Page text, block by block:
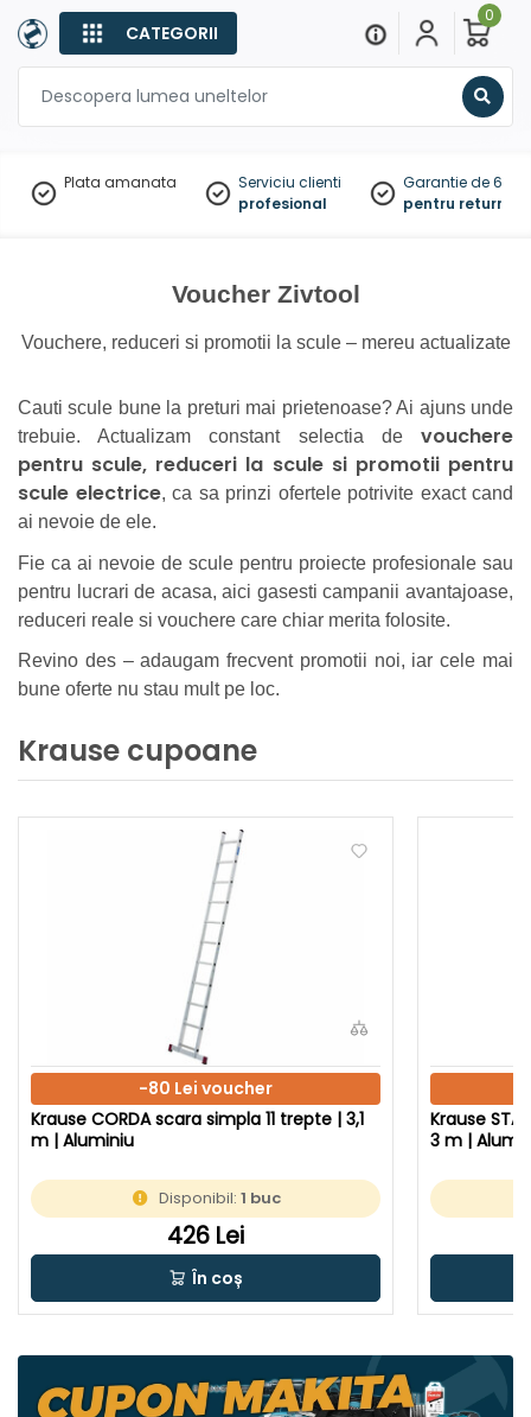
CATEGORII
0
Plata amanata
Serviciu clienti
profesional
Garantie de 60
pentru
Voucher Zivtool
Vouchere, reduceri si promotii la scule – mereu actualizate
Cauti scule bune la preturi mai prietenoase? Ai ajuns unde
trebuie. Actualizam constant selectia de vouchere
pentru scule, reduceri la scule si promotii pentru
scule electrice, ca sa prinzi ofertele potrivite exact cand
ai nevoie de ele.
Fie ca ai nevoie de scule pentru proiecte profesionale sau
pentru lucrari de acasa, aici gasesti campanii avantajoase,
reduceri reale si vouchere care chiar merita folosite.
Revino des – adaugam frecvent promotii noi, iar cele mai
bune oferte nu stau mult pe loc.
Krause cupoane
-80 Lei voucher
Krause CORDA scara simpla 11 trepte | 3,1
m | Aluminiu
Disponibil: 1 buc
426 Lei
În coș
Krause
3 m |